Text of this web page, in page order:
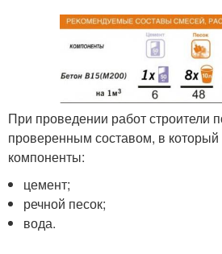
При проведении работ строители
проверенным составом, в который
компоненты:
цемент;
речной песок;
вода.